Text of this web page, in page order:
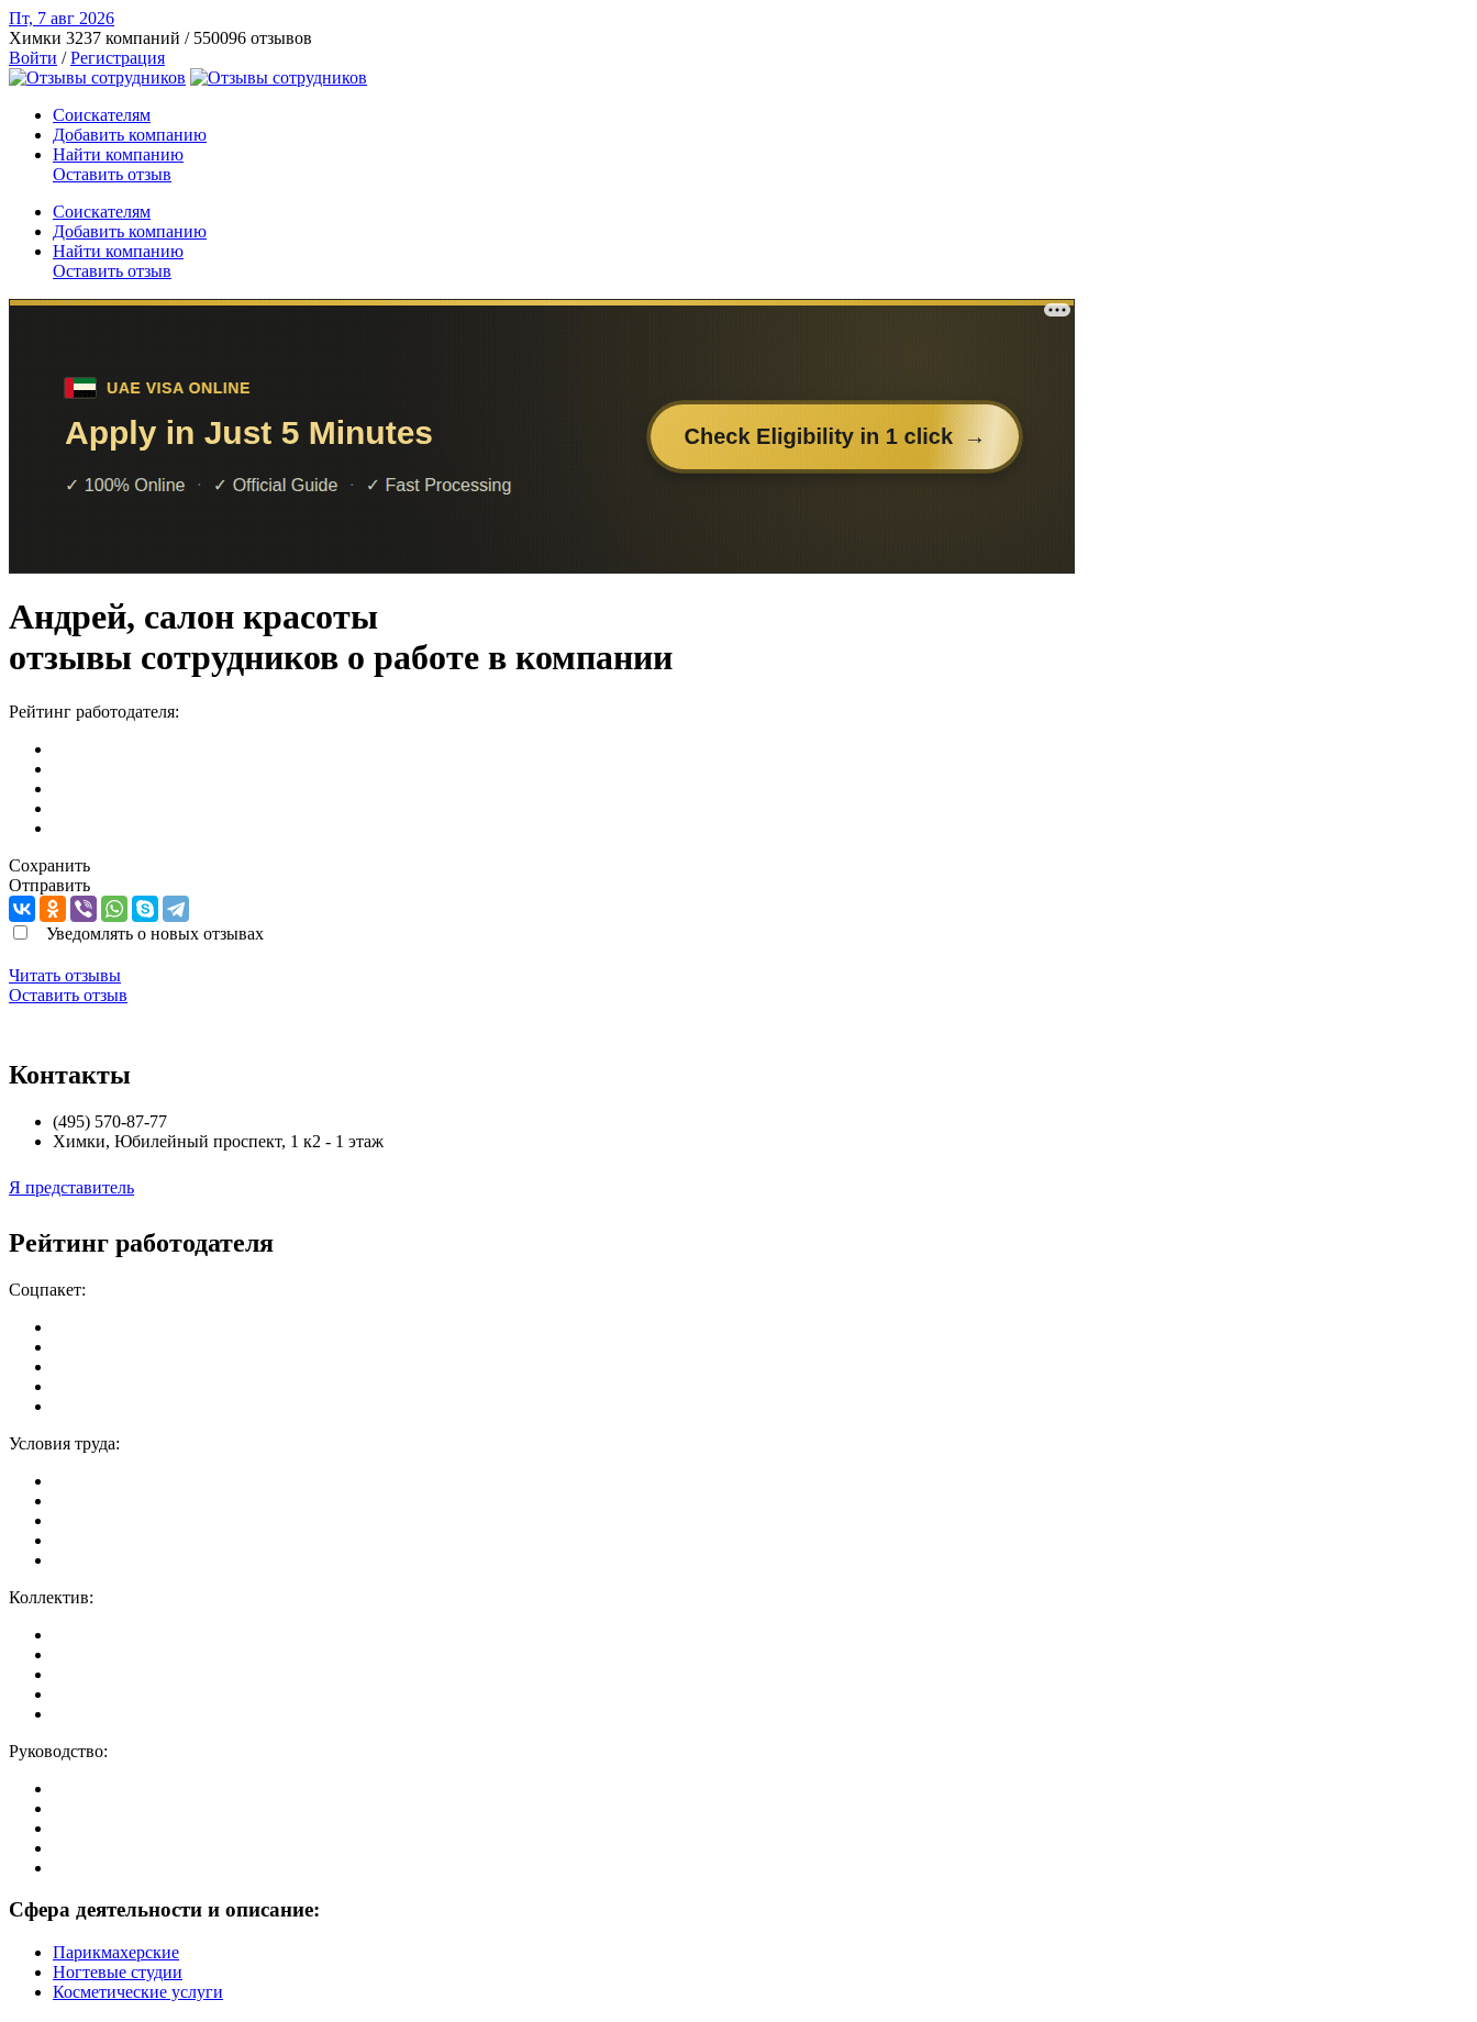
Пт, 7 авг 2026
Химки 3237 компаний / 550096 отзывов
Войти /Регистрация
Соискателям
Добавить компанию
Найти компанию
Оставить отзыв
Соискателям
Добавить компанию
Найти компанию
Оставить отзыв
Андрей, салон красоты
отзывы сотрудников о работе в компании
Рейтинг работодателя:
Сохранить
Отправить
Уведомлять о новых отзывах
Читать отзывы
Оставить отзыв
Контакты
(495) 570-87-77
Химки, Юбилейный проспект, 1 к2 - 1 этаж
Я представитель
Рейтинг работодателя
Соцпакет:
Условия труда:
Коллектив:
Руководство:
Сфера деятельности и описание:
Парикмахерские
Ногтевые студии
Косметические услуги